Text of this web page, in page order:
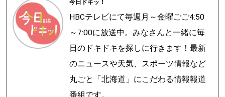
今日ドキッ！
HBCテレビにて毎週月～金曜ごご4:50
～7:00に放送中。みなさんと一緒に毎
日のドキドキを探しに行きます！最新
のニュースや天気、スポーツ情報など
丸ごと「北海道」にこだわる情報報道
番組です。